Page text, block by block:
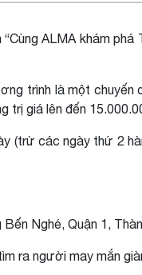
ALMA khám
trình là một
trị giá lên đến
(trừ các ngày thứ 2
Nghé, Quận 1,
ra người may mắn